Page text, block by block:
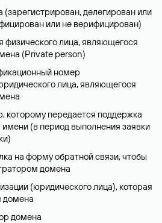
(зарегистрирован, делегирован или
или не верифицирован)
физического лица, являющегося
(Privatе person)
номер
лица, являющегося
которому передается поддержка
(в период выполнения заявки
на форму обратной связи, чтобы
домена
(юридического лица), которая
домена
домена